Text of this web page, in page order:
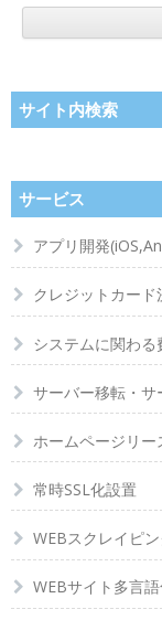
サイト内検索
サービス
アプリ開発
クレジットカード
システムに関わ
サーバー移転・サ
ホームページリ
常時SSL化設置
WEBスクレイピ
WEBサイト多言